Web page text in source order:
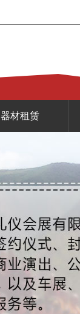
器材租赁